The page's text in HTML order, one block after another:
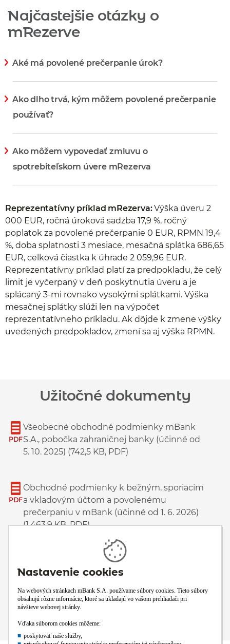
Najčastejšie otázky o
mRezerve
Aké má povolené prečerpanie úrok?
Ako dlho trvá, kým môžem povolené prečerpanie
používať?
Ako môžem vypovedať zmluvu o
spotrebiteľskom úvere mRezerva
Reprezentatívny príklad mRezerva:Výška úveru 2
000 EUR, ročná úroková sadzba 17,9 %, ročný
poplatok za povolené prečerpanie 0 EUR, RPMN 19,4
%, doba splatnosti 3 mesiace, mesačná splátka 686,65
EUR, celková čiastka k úhrade 2 059,96 EUR.
Reprezentatívny príklad platí za predpokladu, že celý
limit je vyčerpaný v deň poskytnutia úveru a je
splácaný 3-mi rovnako vysokými splátkami. Výška
mesačnej splátky slúži len na výpočet
reprezentatívneho príkladu. Ak dôjde k zmene výšky
uvedených predpokladov, zmení sa aj výška RPMN.
Užitočné dokumenty
PDF
Všeobecné obchodné podmienky mBank
S.A., pobočka zahraničnej banky (účinné od
5. 10. 2025) (742,5 KB, PDF)
PDF
Obchodné podmienky k bežným, sporiacim
a vkladovým účtom a povolenému
prečerpaniu v mBank (účinné od 1. 6. 2026)
(1,463,9 KB, PDF)
PDF
Sadzobník poplatkov mBank (platný od 1. 6.
2026) (1,278,5 KB, PDF)
PDF
Úrokový lístok mBank (platný od 1. 7. 2026)
(280,6 KB, PDF)